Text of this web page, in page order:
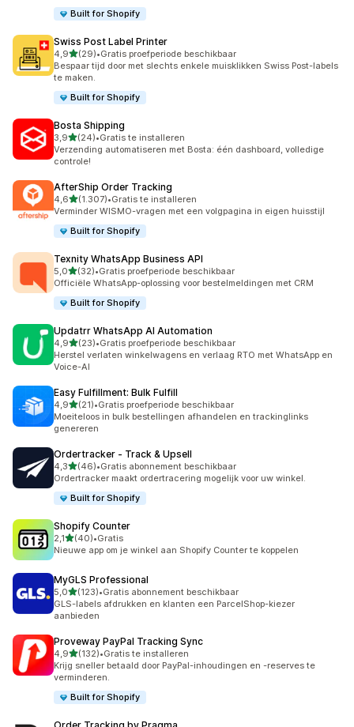
Built for Shopify
Swiss Post Label Printer
4,9van 5 sterren
(29)
29 recensies in totaal
•Gratis proefperiode beschikbaar
Bespaar tijd door met slechts enkele muisklikken Swiss Post-labels
te maken.
Built for Shopify
Bosta Shipping
3,9van 5 sterren
(24)
24 recensies in totaal
•Gratis te installeren
Verzending automatiseren met Bosta: één dashboard, volledige
controle!
AfterShip Order Tracking
4,6van 5 sterren
(1.307)
1307 recensies in totaal
•Gratis te installeren
Verminder WISMO-vragen met een volgpagina in eigen huisstijl
Built for Shopify
Texnity WhatsApp Business API
5,0van 5 sterren
(32)
32 recensies in totaal
•Gratis proefperiode beschikbaar
Officiële WhatsApp-oplossing voor bestelmeldingen met CRM
Built for Shopify
Updatrr WhatsApp AI Automation
4,9van 5 sterren
(23)
23 recensies in totaal
•Gratis proefperiode beschikbaar
Herstel verlaten winkelwagens en verlaag RTO met WhatsApp en
Voice-AI
Easy Fulfillment: Bulk Fulfill
4,9van 5 sterren
(21)
21 recensies in totaal
•Gratis proefperiode beschikbaar
Moeiteloos in bulk bestellingen afhandelen en trackinglinks
genereren
Ordertracker ‑ Track & Upsell
4,3van 5 sterren
(46)
46 recensies in totaal
•Gratis abonnement beschikbaar
Ordertracker maakt ordertracering mogelijk voor uw winkel.
Built for Shopify
Shopify Counter
2,1van 5 sterren
(40)
40 recensies in totaal
•Gratis
Nieuwe app om je winkel aan Shopify Counter te koppelen
MyGLS Professional
5,0van 5 sterren
(123)
123 recensies in totaal
•Gratis abonnement beschikbaar
GLS-labels afdrukken en klanten een ParcelShop-kiezer
aanbieden
Proveway PayPal Tracking Sync
4,9van 5 sterren
(132)
132 recensies in totaal
•Gratis te installeren
Krijg sneller betaald door PayPal-inhoudingen en -reserves te
verminderen.
Built for Shopify